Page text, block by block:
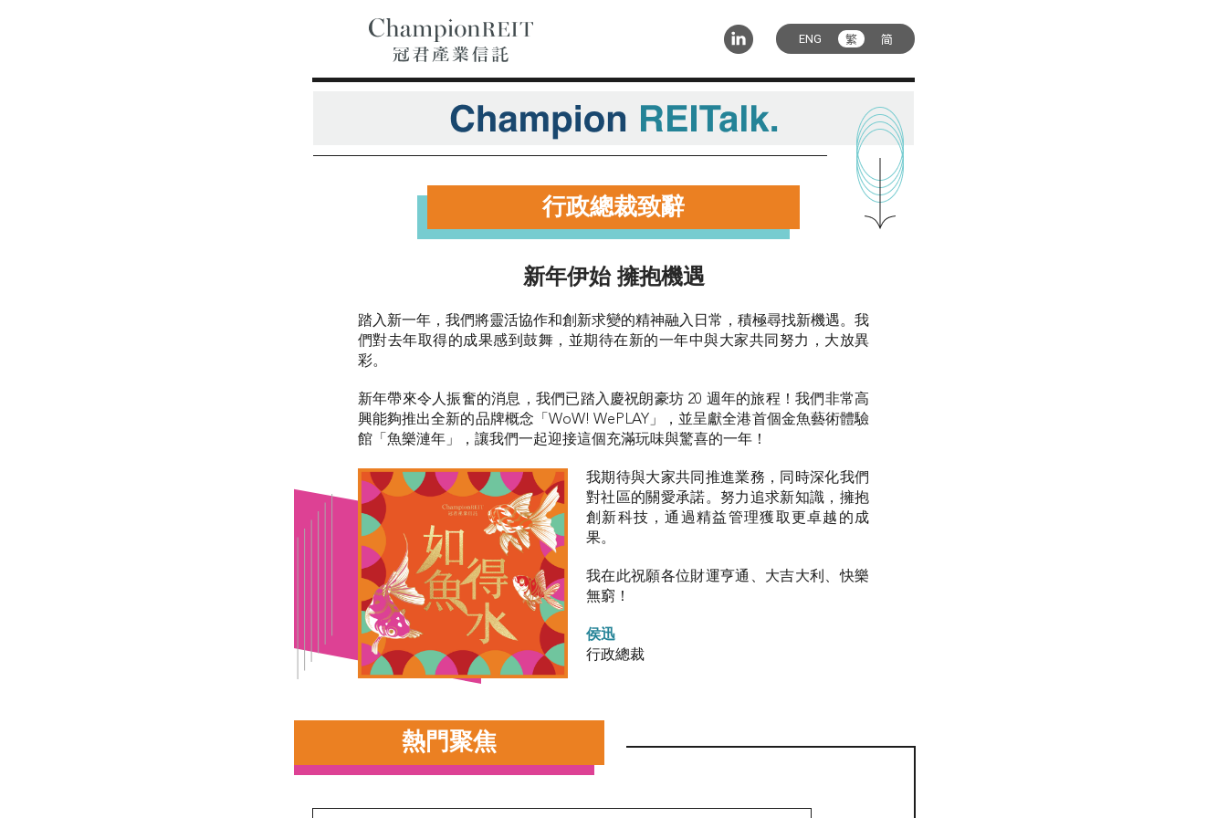
ENG 繁 简
行政總裁致辭
新年伊始 擁抱機遇
踏入新一年，我們將靈活協作和創新求變的精神融入日常，積極尋找新機遇。我
們對去年取得的成果感到鼓舞，並期待在新的一年中與大家共同努力，大放異
彩。
新年帶來令人振奮的消息，我們已踏入慶祝朗豪坊 20 週年的旅程！我們非常高
興能夠推出全新的品牌概念「WoW! WePLAY」，並呈獻全港首個金魚藝術體驗
館「魚樂漣年」，讓我們一起迎接這個充滿玩味與驚喜的一年！
我期待與大家共同推進業務，同時深化我們
對社區的關愛承諾。努力追求新知識，擁抱
創新科技，通過精益管理獲取更卓越的成
果。
我在此祝願各位財運亨通、大吉大利、快樂
無窮！
侯迅
行政總裁
熱門聚焦